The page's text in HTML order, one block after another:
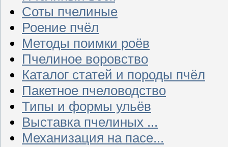
Соты пчелиные
Роение пчёл
Методы поимки роёв
Пчелиное воровство
Каталог статей и породы пчёл
Пакетное пчеловодство
Типы и формы ульёв
Выставка пчелиных ...
Механизация на пасе...